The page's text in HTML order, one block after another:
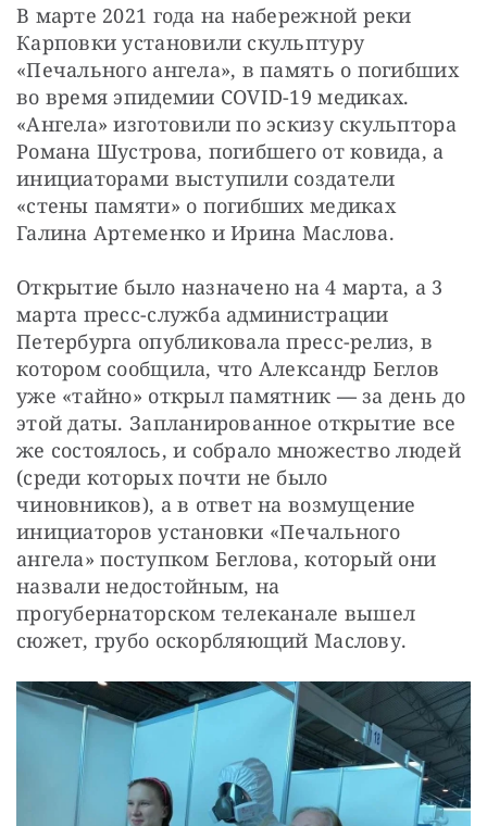
В марте 2021 года на набережной реки
Карповки установили скульптуру
«Печального ангела», в память о погибших
во время эпидемии COVID-19 медиках.
«Ангела» изготовили по эскизу скульптора
Романа Шустрова, погибшего от ковида, а
инициаторами выступили создатели
«стены памяти» о погибших медиках
Галина Артеменко и Ирина Маслова.
Открытие было назначено на 4 марта, а 3
марта пресс-служба администрации
Петербурга опубликовала пресс-релиз, в
котором сообщила, что Александр Беглов
уже «тайно» открыл памятник — за день до
этой даты. Запланированное открытие все
же состоялось, и собрало множество людей
(среди которых почти не было
чиновников), а в ответ на возмущение
инициаторов установки «Печального
ангела» поступком Беглова, который они
назвали недостойным, на
прогубернаторском телеканале вышел
сюжет, грубо оскорбляющий Маслову.